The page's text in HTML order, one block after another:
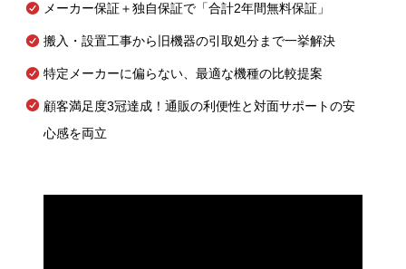
メーカー保証＋独自保証で「合計2年間無料保証」
搬入・設置工事から旧機器の引取処分まで一挙解決
特定メーカーに偏らない、最適な機種の比較提案
顧客満足度3冠達成！通販の利便性と対面サポートの安
心感を両立